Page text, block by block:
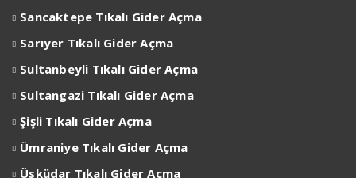
Sancaktepe Tıkalı Gider Açma
Sarıyer Tıkalı Gider Açma
Sultanbeyli Tıkalı Gider Açma
Sultangazi Tıkalı Gider Açma
Şişli Tıkalı Gider Açma
Ümraniye Tıkalı Gider Açma
Üsküdar Tıkalı Gider Açma